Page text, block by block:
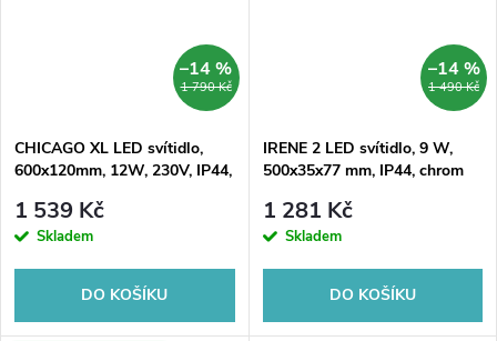
1 790 Kč
–14 %
CHICAGO XL LED svítidlo,
600x120mm, 12W, 230V, IP44,
1 539 Kč
Skladem
DO KOŠÍKU
1 490 Kč
–14 %
IRENE 2 LED svítidlo, 9 W,
500x35x77 mm, IP44, chrom
1 281 Kč
Skladem
DO KOŠÍKU